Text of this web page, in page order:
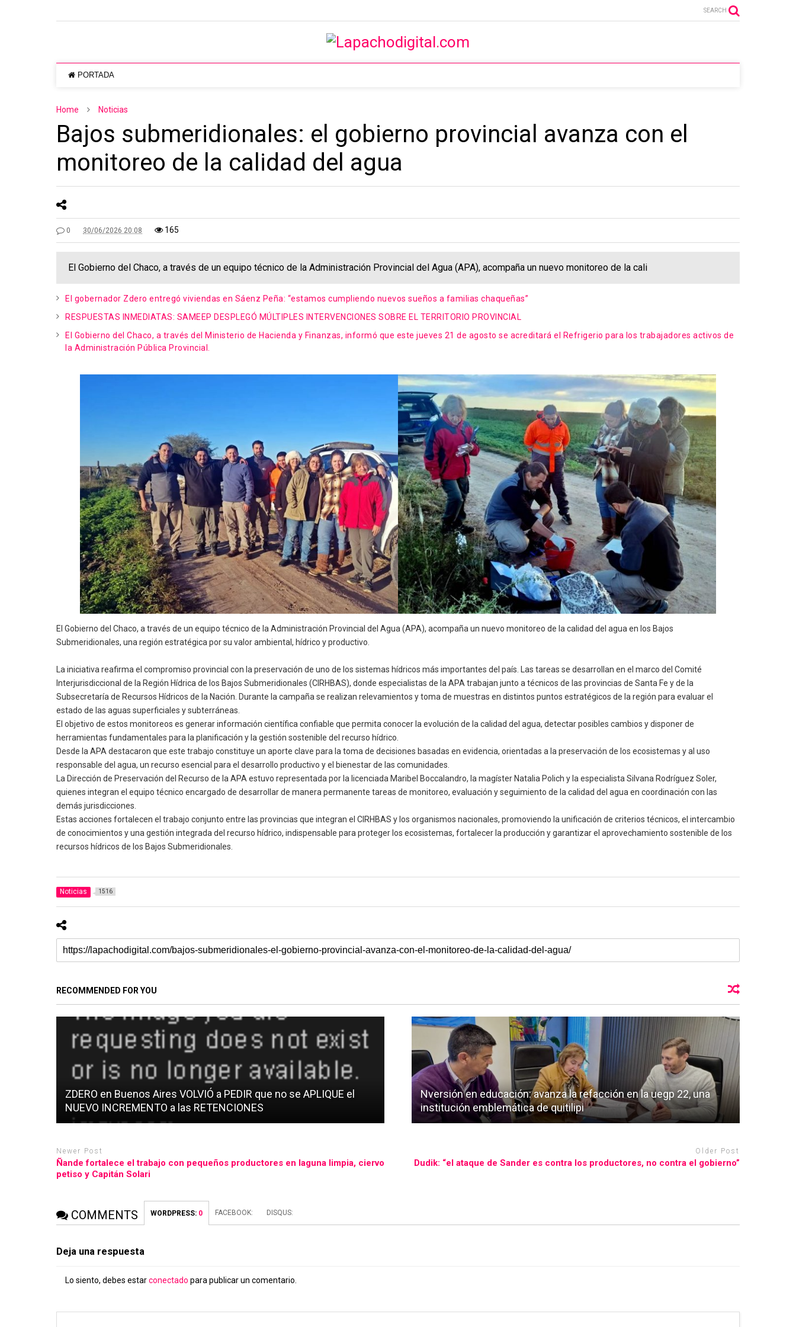
SEARCH
PORTADA
Home Noticias
Bajos submeridionales: el gobierno provincial avanza con el
monitoreo de la calidad del agua
0 30/06/2026 20:08 165
El Gobierno del Chaco, a través de un equipo técnico de la Administración Provincial del Agua (APA), acompaña un nuevo monitoreo de la cali
El gobernador Zdero entregó viviendas en Sáenz Peña: “estamos cumpliendo nuevos sueños a familias chaqueñas”
RESPUESTAS INMEDIATAS: SAMEEP DESPLEGÓ MÚLTIPLES INTERVENCIONES SOBRE EL TERRITORIO PROVINCIAL
El Gobierno del Chaco, a través del Ministerio de Hacienda y Finanzas, informó que este jueves 21 de agosto se acreditará el Refrigerio para los trabajadores activos de
la Administración Pública Provincial.
El Gobierno del Chaco, a través de un equipo técnico de la Administración Provincial del Agua (APA), acompaña un nuevo monitoreo de la calidad del agua en los Bajos
Submeridionales, una región estratégica por su valor ambiental, hídrico y productivo.
La iniciativa reafirma el compromiso provincial con la preservación de uno de los sistemas hídricos más importantes del país. Las tareas se desarrollan en el marco del Comité
Interjurisdiccional de la Región Hídrica de los Bajos Submeridionales (CIRHBAS), donde especialistas de la APA trabajan junto a técnicos de las provincias de Santa Fe y de la
Subsecretaría de Recursos Hídricos de la Nación. Durante la campaña se realizan relevamientos y toma de muestras en distintos puntos estratégicos de la región para evaluar el
estado de las aguas superficiales y subterráneas.
El objetivo de estos monitoreos es generar información científica confiable que permita conocer la evolución de la calidad del agua, detectar posibles cambios y disponer de
herramientas fundamentales para la planificación y la gestión sostenible del recurso hídrico.
Desde la APA destacaron que este trabajo constituye un aporte clave para la toma de decisiones basadas en evidencia, orientadas a la preservación de los ecosistemas y al uso
responsable del agua, un recurso esencial para el desarrollo productivo y el bienestar de las comunidades.
La Dirección de Preservación del Recurso de la APA estuvo representada por la licenciada Maribel Boccalandro, la magíster Natalia Polich y la especialista Silvana Rodríguez Soler,
quienes integran el equipo técnico encargado de desarrollar de manera permanente tareas de monitoreo, evaluación y seguimiento de la calidad del agua en coordinación con las
demás jurisdicciones.
Estas acciones fortalecen el trabajo conjunto entre las provincias que integran el CIRHBAS y los organismos nacionales, promoviendo la unificación de criterios técnicos, el intercambio
de conocimientos y una gestión integrada del recurso hídrico, indispensable para proteger los ecosistemas, fortalecer la producción y garantizar el aprovechamiento sostenible de los
recursos hídricos de los Bajos Submeridionales.
Noticias 1516
RECOMMENDED FOR YOU
ZDERO en Buenos Aires VOLVIÓ a PEDIR que no se APLIQUE el
NUEVO INCREMENTO a las RETENCIONES
Nversión en educación: avanza la refacción en la uegp 22, una
institución emblemática de quitilipi
Newer Post
Ñande fortalece el trabajo con pequeños productores en laguna limpia, ciervo
petiso y Capitán Solari
Older Post
Dudik: “el ataque de Sander es contra los productores, no contra el gobierno”
COMMENTS WORDPRESS: 0 FACEBOOK: DISQUS:
Deja una respuesta
Lo siento, debes estarconectado para publicar un comentario.